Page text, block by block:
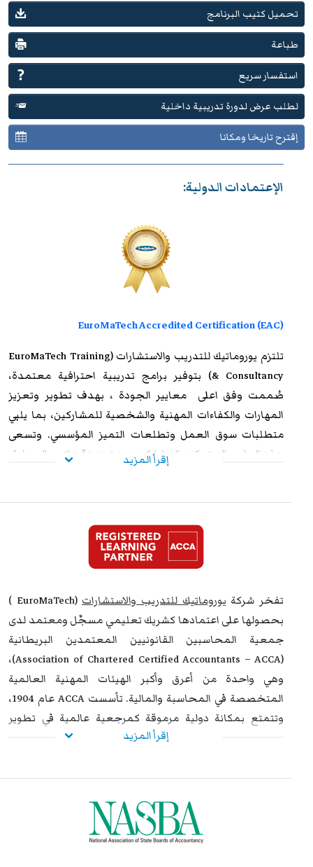
تحميل كتيب البرنامج
طباعة
استفسار سريع
لطلب عرض لدورة تدريبية داخلية
إقترح تاريخا ومكانا
الإعتمادات الدولية:
EuroMaTech Accredited Certification (EAC)
تلتزم يوروماتيك للتدريب
والاستشارات (EuroMaTech Training
& Consultancy) بتوفير برامج تدريبية احترافية معتمدة،
صُممت وفق اعلى معايير الجودة ، بهدف تطوير وتعزيز
المهارات والكفاءات المهنية والشخصية للمشاركين، بما يلبي
متطلبات سوق العمل وتطلعات التميز المؤسسي. وتسعى
هذه البرامج إلى تمكين المشاركين من تعزيز قدراتهم العملية،
بنجاح، يحصل المشاركون على شهادة معتمدة من
تتمتع بالاعتراف والموثوقية إقليميًا ودوليًا، مما يمنحها قيمة
استراتيجية عالية. وتُشكل هذه الشهادة إضافة نوعية لمسار
الوظيفي وتحقيق التفوق والتميز داخل مؤسساتهم وخارجها.
إقرأ المزيد
تفخر شركة يوروماتيك للتدريب والاستشارات
(EuroMaTech )
بحصولها على اعتمادها كشريك تعليمي مسجَّل ومعتمد لدى
جمعية المحاسبين القانونيين المعتمدين البريطانية
(Association of Chartered Certified Accountants – ACCA)،
وهي واحدة من أعرق وأكبر الهيئات المهنية العالمية
المتخصصة في المحاسبة والمالية. تأسست ACCA عام 1904،
وتتمتع بمكانة دولية مرموقة كمرجعية عالمية في تطوير
ممارسات المحاسبة وإعداد المهنيين المؤهلين لتلبية
تدريبية بمعايير عالمية عالية الجودة، مصممة خصيصًا لتلبية
احتياجات المحاسبين والمهنيين في مختلف القطاعات. ومن
خلال هذا الاعتماد، توفر يوروماتيك للمشاركين إمكانية الالتحاق
إقرأ المزيد